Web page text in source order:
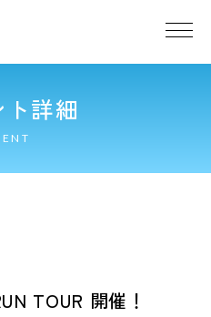
詳細
TOUR 開催！